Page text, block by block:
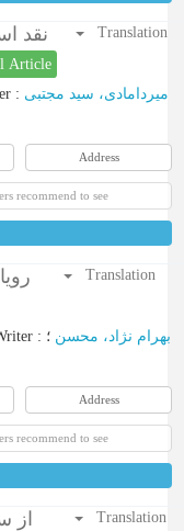
نقد
Article
Translation
: میردامادی، سید مجتبی
Address
recommend to see
Translation
: بهرام نژاد، محسن ؛
Address
recommend to see
از
Translation